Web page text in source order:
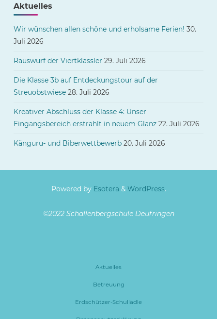
Aktuelles
Wir wünschen allen schöne und erholsame Ferien! 30.
Juli 2026
Rauswurf der Viertklässler 29. Juli 2026
Die Klasse 3b auf Entdeckungstour auf der
Streuobstwiese 28. Juli 2026
Kreativer Abschluss der Klasse 4: Unser
Eingangsbereich erstrahlt in neuem Glanz 22. Juli 2026
Känguru- und Biberwettbewerb 20. Juli 2026
Powered byEsotera & WordPress.
©2022 Schallenbergschule Deufringen
Aktuelles
Betreuung
Erdschützer-Schullädle